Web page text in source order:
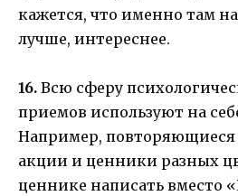
кажется, что именно там
лучше, интереснее.
16. Всю сферу
приемов используют на
Например, повторяющиеся
акции и ценники разных
ценнике написать вместо